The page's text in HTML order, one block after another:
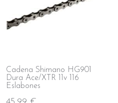
Cadena Shimano HG901
Dura Ace/XTR 11v 116
Eslabones